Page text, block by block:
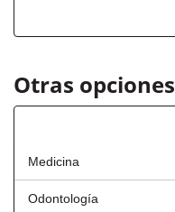
Otras
Medicina
Odontología